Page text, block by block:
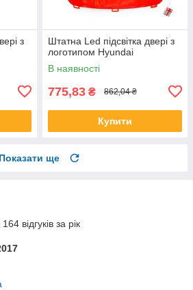
з
Штатна Led підсвітка двері з
логотипом Hyundai
В наявності
775,83 ₴ 862,04 ₴
Купити
Показати ще
відгуків за рік